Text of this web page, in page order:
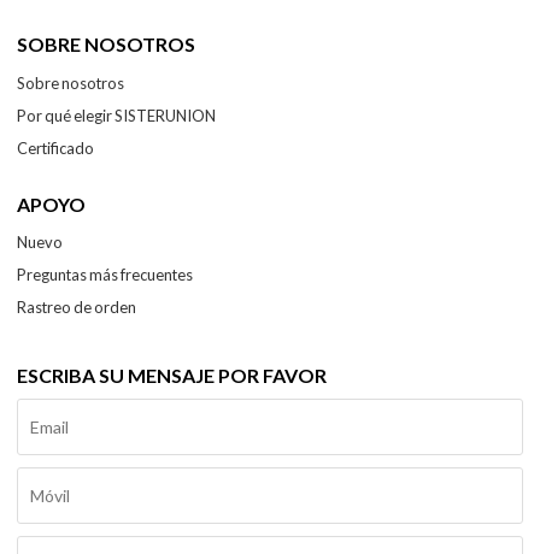
SOBRE NOSOTROS
Sobre nosotros
Por qué elegir SISTERUNION
Certificado
APOYO
Nuevo
Preguntas más frecuentes
Rastreo de orden
ESCRIBA SU MENSAJE POR FAVOR